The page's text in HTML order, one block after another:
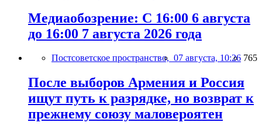
Медиаобозрение: С 16:00 6 августа
до 16:00 7 августа 2026 года
Постсоветское пространство, 07 августа, 10:26 765
После выборов Армения и Россия
ищут путь к разрядке, но возврат к
прежнему союзу маловероятен